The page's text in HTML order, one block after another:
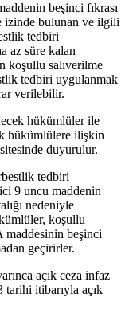
beşinci fıkrası
izinde bulunan ve ilgili
tedbiri
az süre kalan
koşullu salıverilme
tedbiri uygulanmak
verilebilir.
hükümlüler ile
hükümlülere ilişkin
duyurulur.
tedbiri
9 uncu maddenin
nedeniyle
koşullu
maddesinin beşinci
geçirirler.
açık ceza infaz
itibarıyla açık